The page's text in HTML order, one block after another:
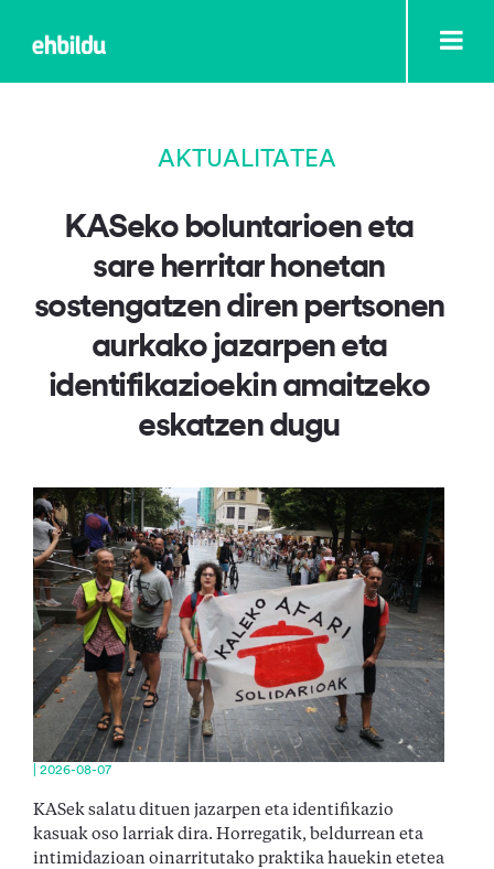
AKTUALITATEA
KASeko boluntarioen eta
sare herritar honetan
sostengatzen diren pertsonen
aurkako jazarpen eta
identifikazioekin amaitzeko
eskatzen dugu
| 2026-08-07
KASek salatu dituen jazarpen eta identifikazio
kasuak oso larriak dira. Horregatik, beldurrean eta
intimidazioan oinarritutako praktika hauekin etetea